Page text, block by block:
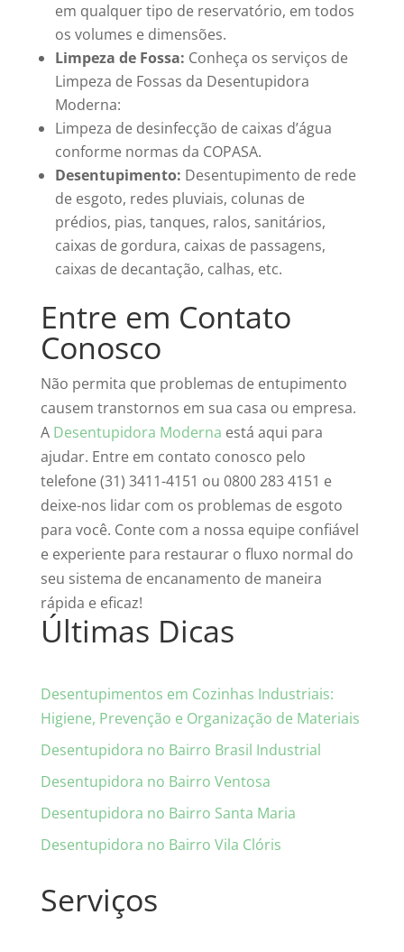
em qualquer tipo de reservatório, em todos
os volumes e dimensões.
Limpeza de Fossa: Conheça os serviços de
Limpeza de Fossas da Desentupidora
Moderna:
Limpeza de desinfecção de caixas d’água
conforme normas da COPASA.
Desentupimento: Desentupimento de rede
de esgoto, redes pluviais, colunas de
prédios, pias, tanques, ralos, sanitários,
caixas de gordura, caixas de passagens,
caixas de decantação, calhas, etc.
Entre em Contato
Conosco
Não permita que problemas de entupimento
causem transtornos em sua casa ou empresa.
A Desentupidora Moderna está aqui para
ajudar. Entre em contato conosco pelo
telefone (31) 3411-4151 ou 0800 283 4151 e
deixe-nos lidar com os problemas de esgoto
para você. Conte com a nossa equipe confiável
e experiente para restaurar o fluxo normal do
seu sistema de encanamento de maneira
rápida e eficaz!
Últimas Dicas
Desentupimentos em Cozinhas Industriais:
Higiene, Prevenção e Organização de Materiais
Desentupidora no Bairro Brasil Industrial
Desentupidora no Bairro Ventosa
Desentupidora no Bairro Santa Maria
Desentupidora no Bairro Vila Clóris
Serviços